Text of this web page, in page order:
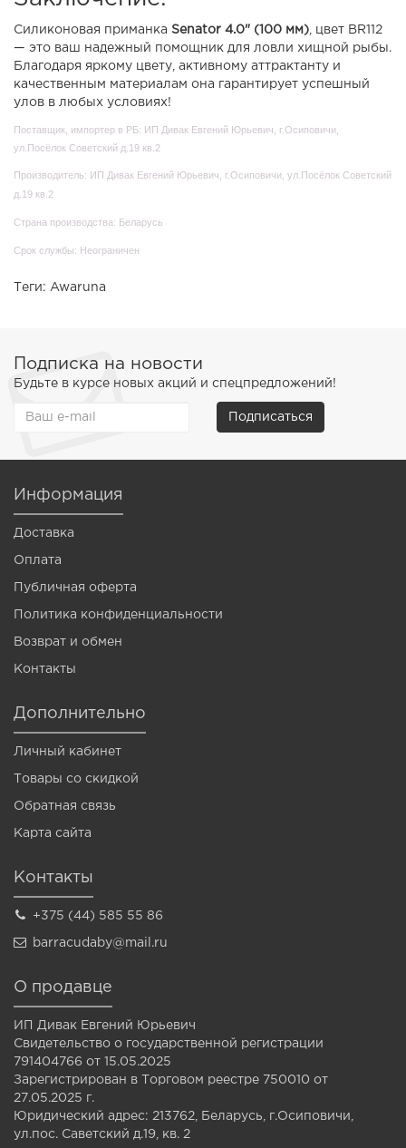
Силиконовая приманка Senator 4.0" (100 мм) , цвет BR112
— это ваш надежный помощник для ловли хищной рыбы.
Благодаря яркому цвету, активному аттрактанту и
качественным материалам она гарантирует успешный
улов в любых условиях!
Поставщик, импортер в РБ: ИП Дивак Евгений Юрьевич, г.Осиповичи,
ул.Посёлок Советский д.19 кв.2
Производитель: ИП Дивак Евгений Юрьевич, г.Осиповичи, ул.Посёлок Советский
д.19 кв.2
Страна производства: Беларусь
Срок службы: Неограничен
Теги: Awaruna
Подписка на новости
Будьте в курсе новых акций и спецпредложений!
Подписаться
Информация
Доставка
Оплата
Публичная оферта
Политика конфиденциальности
Возврат и обмен
Контакты
Дополнительно
Личный кабинет
Товары со скидкой
Обратная связь
Карта сайта
Контакты
+375 (44) 585 55 86
barracudaby@mail.ru
О продавце
ИП Дивак Евгений Юрьевич
Свидетельство о государственной регистрации
791404766 от 15.05.2025
Зарегистрирован в Торговом реестре 750010 от
27.05.2025 г.
Юридический адрес: 213762, Беларусь, г.Осиповичи,
ул.пос. Саветский д.19, кв. 2